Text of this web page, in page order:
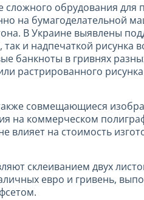
обрудования для
на бумагоделательной
В Украине выявлены
и надпечаткой рисунка
банкноты в гривнях
растрированного
совмещающиеся
на коммерческом
на стоимость
склеиванием двух
евро и гривень,